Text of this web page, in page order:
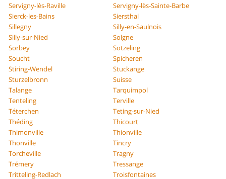
Servigny-lès-Raville
Servigny-lès-Sainte-Barbe
Sierck-les-Bains
Siersthal
Sillegny
Silly-en-Saulnois
Silly-sur-Nied
Solgne
Sorbey
Sotzeling
Soucht
Spicheren
Stiring-Wendel
Stuckange
Sturzelbronn
Suisse
Talange
Tarquimpol
Tenteling
Terville
Téterchen
Teting-sur-Nied
Théding
Thicourt
Thimonville
Thionville
Thonville
Tincry
Torcheville
Tragny
Trémery
Tressange
Tritteling-Redlach
Troisfontaines